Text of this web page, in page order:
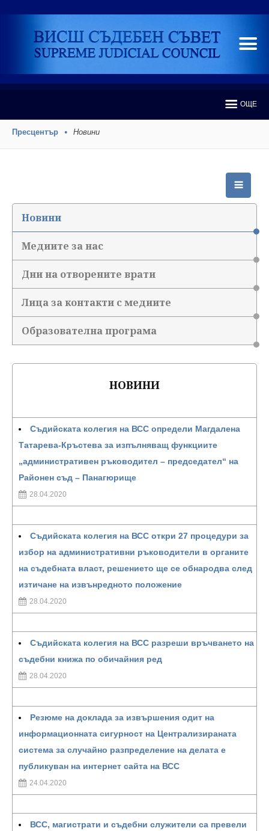
ОЩЕ
Пресцентър Новини
Новини
Медиите за нас
Дни на отворените врати
Лица за контакти с медиите
Образователна програма
НОВИНИ
Съдийската колегия на ВСС определи Магдалена
Татарева-Кръстева за изпълняващ функциите
„административен ръководител – председател“ на
Районен съд – Панагюрище
28.04.2020
Съдийската колегия на ВСС откри 27 процедури за
избор на административни ръководители в органите
на съдебната власт, решението ще се обнародва след
изтичане на извънредното положение
28.04.2020
Съдийската колегия на ВСС разреши връчването на
съдебни книжа по обичайния ред
28.04.2020
Резюме на доклада за извършения одит на
информационната сигурност на Централизираната
система за случайно разпределение на делата е
публикуван на интернет сайта на ВСС
24.04.2020
ВСС, магистрати и съдебни служители са превели